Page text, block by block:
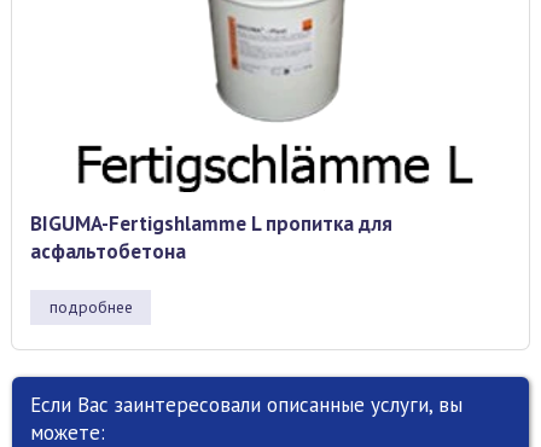
BIGUMA-Fertigshlamme L пропитка для
асфальтобетона
подробнее
Если Вас заинтересовали описанные услуги, вы
можете: